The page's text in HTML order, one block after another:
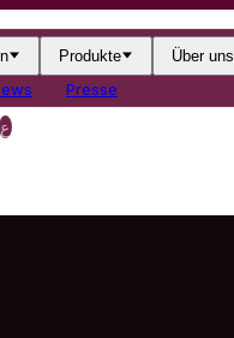
Produkte Über uns
Presse
ع